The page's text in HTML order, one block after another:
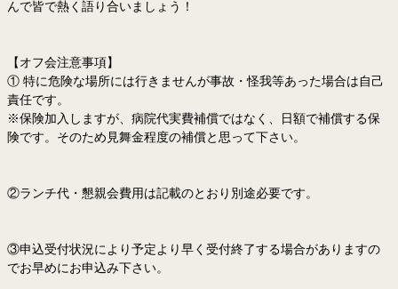
んで皆で熱く語り合いましょう！
【オフ会注意事項】
① 特に危険な場所には行きませんが事故・怪我等あった場合は自己
責任です。
※保険加入しますが、病院代実費補償ではなく、日額で補償する保
険です。そのため見舞金程度の補償と思って下さい。
②ランチ代・懇親会費用は記載のとおり別途必要です。
③申込受付状況により予定より早く受付終了する場合がありますの
でお早めにお申込み下さい。